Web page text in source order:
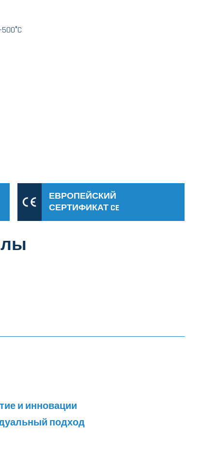
ЕВРОПЕЙСКИЙ
СЕРТИФИКАТ CE
и инновации
подход